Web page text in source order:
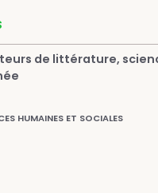
de littérature,
HUMAINES ET SOCIALES